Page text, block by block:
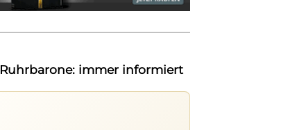
Ruhrbarone: immer informiert